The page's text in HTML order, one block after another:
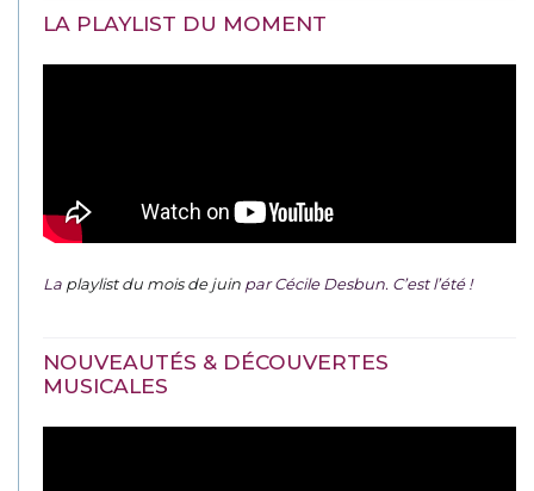
LA PLAYLIST DU MOMENT
La playlist du mois de juin par Cécile Desbun. C’est l’été !
NOUVEAUTÉS & DÉCOUVERTES
MUSICALES